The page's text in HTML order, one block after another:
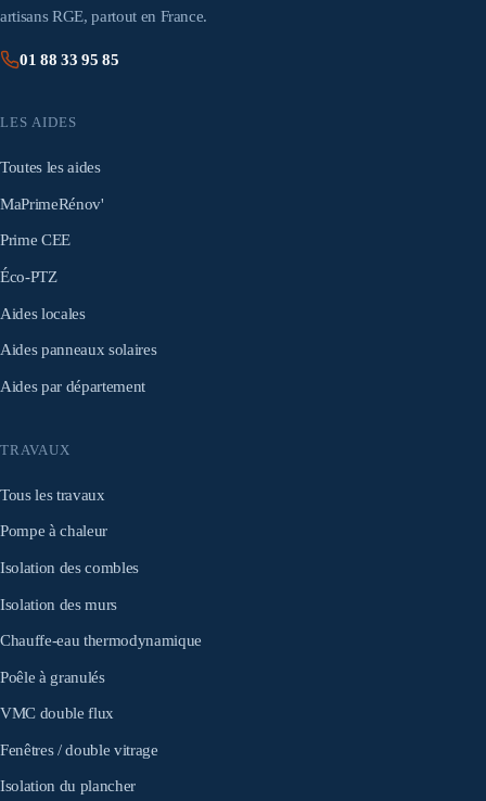
artisans RGE, partout en France.
01 88 33 95 85
LES AIDES
Toutes les aides
MaPrimeRénov'
Prime CEE
Éco-PTZ
Aides locales
Aides panneaux solaires
Aides par département
TRAVAUX
Tous les travaux
Pompe à chaleur
Isolation des combles
Isolation des murs
Chauffe-eau thermodynamique
Poêle à granulés
VMC double flux
Fenêtres / double vitrage
Isolation du plancher